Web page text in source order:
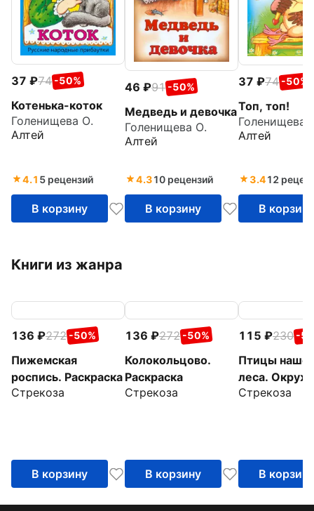
37 74 -50%
Котенька-коток
Голенищева О.
Алтей
4.1 5 рецензий
В корзину
46 91 -50%
Медведь и девочка
Голенищева О.
Алтей
4.310 рецензий
В корзину
37 74 -50%
Топ, топ!
Голенищева
Алтей
3.412
В корзину
Книги из жанра
136 272 -50%
Пижемская
роспись. Раскраска
Стрекоза
В корзину
136 272 -50%
Колокольцово.
Раскраска
Стрекоза
В корзину
115 230 -
Птицы
леса.
мир.
Стрекоза
В корзину